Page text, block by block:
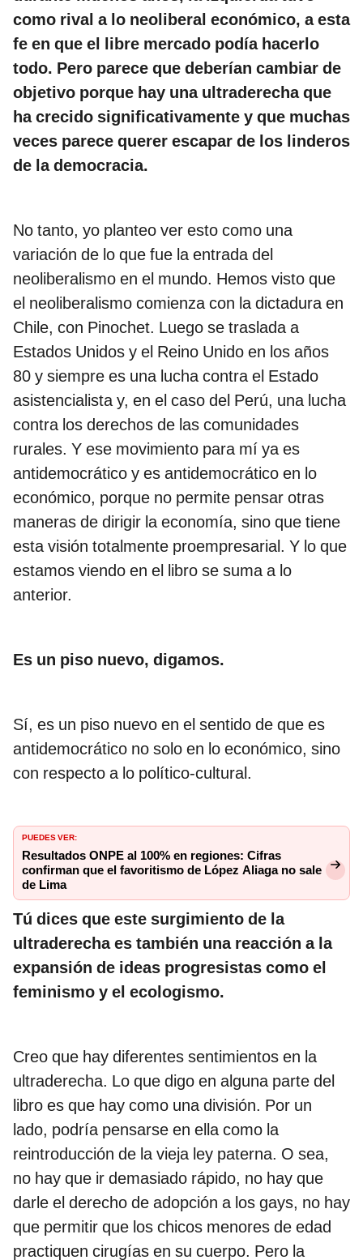
como rival a lo neoliberal económico, a esta
fe en que el libre mercado podía hacerlo
todo. Pero parece que deberían cambiar de
objetivo porque hay una ultraderecha que
ha crecido significativamente y que muchas
veces parece querer escapar de los linderos
de la democracia.
No tanto, yo planteo ver esto como una
variación de lo que fue la entrada del
neoliberalismo en el mundo. Hemos visto que
el neoliberalismo comienza con la dictadura en
Chile, con Pinochet. Luego se traslada a
Estados Unidos y el Reino Unido en los años
80 y siempre es una lucha contra el Estado
asistencialista y, en el caso del Perú, una lucha
contra los derechos de las comunidades
rurales. Y ese movimiento para mí ya es
antidemocrático y es antidemocrático en lo
económico, porque no permite pensar otras
maneras de dirigir la economía, sino que tiene
esta visión totalmente proempresarial. Y lo que
estamos viendo en el libro se suma a lo
anterior.
Es un piso nuevo, digamos.
Sí, es un piso nuevo en el sentido de que es
antidemocrático no solo en lo económico, sino
con respecto a lo político-cultural.
PUEDES VER:
Resultados ONPE al 100% en regiones: Cifras
confirman que el favoritismo de López Aliaga no sale
de Lima
Tú dices que este surgimiento de la
ultraderecha es también una reacción a la
expansión de ideas progresistas como el
feminismo y el ecologismo.
Creo que hay diferentes sentimientos en la
ultraderecha. Lo que digo en alguna parte del
libro es que hay como una división. Por un
lado, podría pensarse en ella como la
reintroducción de la vieja ley paterna. O sea,
no hay que ir demasiado rápido, no hay que
darle el derecho de adopción a los gays, no hay
que permitir que los chicos menores de edad
practiquen cirugías en su cuerpo. Pero la